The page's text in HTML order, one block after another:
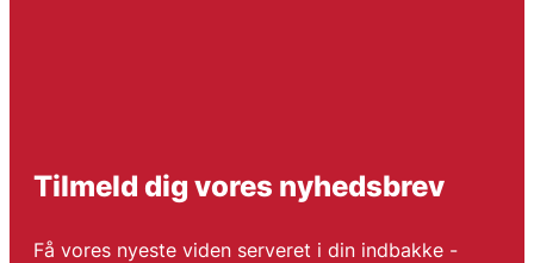
Tilmeld dig vores nyhedsbrev
Få vores nyeste viden serveret i din indbakke -